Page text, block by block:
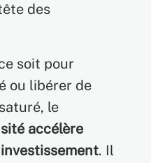
des
soit pour
ou libérer de
le
accélère
. Il